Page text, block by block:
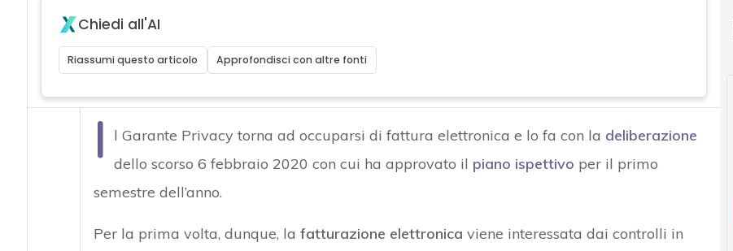
Chiedi all'AI
Riassumi questo articolo Approfondisci con altre fonti
I l Garante Privacy torna ad occuparsi di fattura elettronica e lo fa con la deliberazione
dello scorso 6 febbraio 2020 con cui ha approvato il piano ispettivo per il primo
semestre dell’anno.
Per la prima volta, dunque, la fatturazione elettronica viene interessata dai controlli in